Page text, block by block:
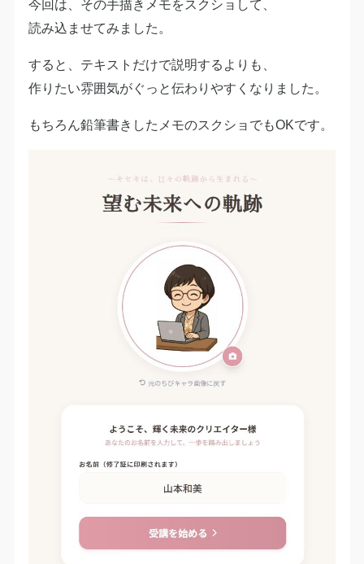
今回は、その手描きメモをスクショして、
読み込ませてみました。
すると、テキストだけで説明するよりも、
作りたい雰囲気がぐっと伝わりやすくなりました。
もちろん鉛筆書きしたメモのスクショでもOKです。